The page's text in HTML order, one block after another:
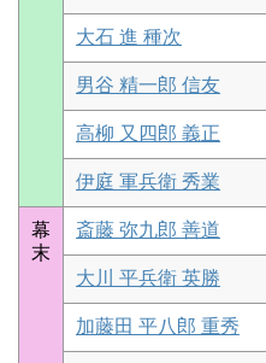
大石 進 種次
男谷 精一郎 信友
高柳 又四郎 義正
伊庭 軍兵衛 秀業
幕
末
斎藤 弥九郎 善道
大川 平兵衛 英勝
加藤田 平八郎 重秀